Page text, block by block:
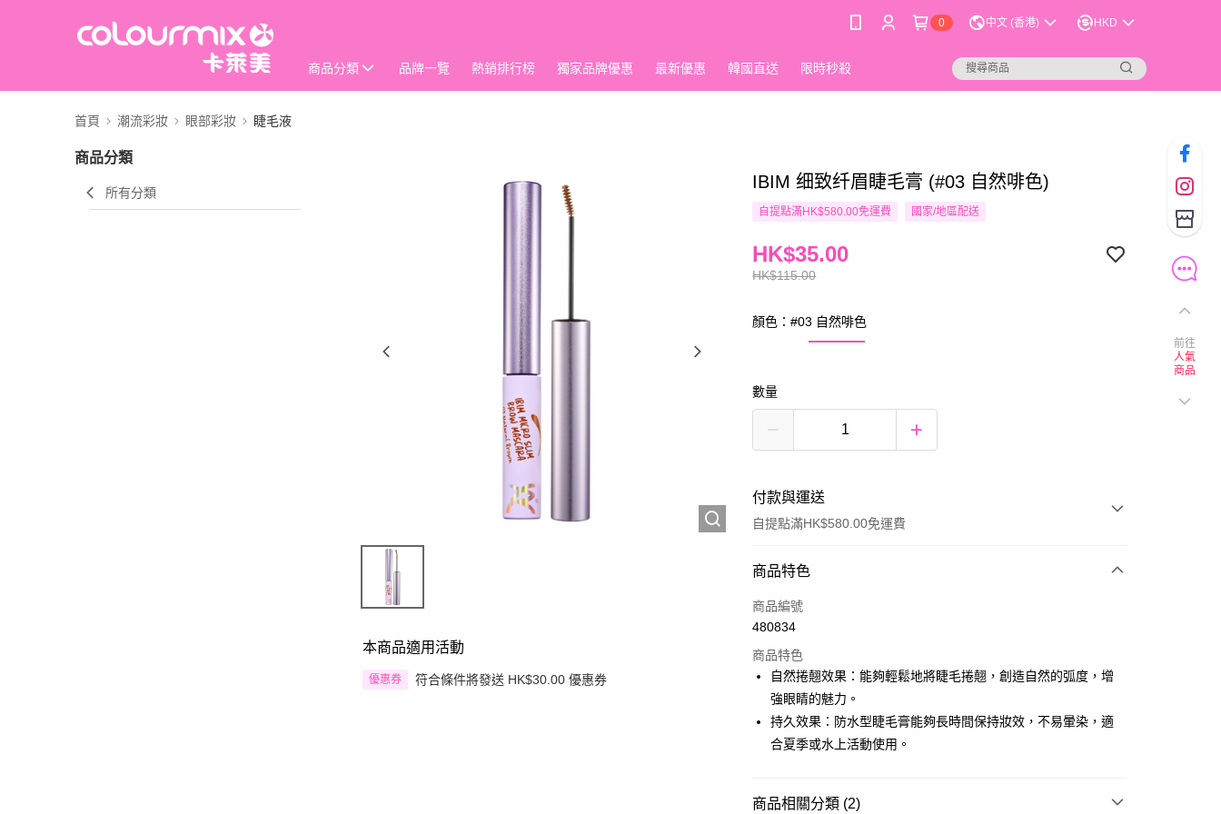
0 中文 (香港) HKD
商品分類 品牌一覽 熱銷排行榜 獨家品牌優惠 最新優惠 韓國直送 限時秒殺
首頁 潮流彩妝 眼部彩妝 睫毛液
商品分類
所有分類
本商品適用活動
優惠券 符合條件將發送 HK$30.00 優惠券
IBIM 细致纤眉睫毛膏 (#03 自然啡色)
自提點滿HK$580.00免運費 國家/地區配送
HK$115.00
HK$35.00
顏色：#03 自然啡色
數量
付款與運送
自提點滿HK$580.00免運費
付款方式
信用卡
Google Pay
AlipayHK
PayMe
其他轉帳方式
商品特色
商品編號
480834
商品特色
自然捲翹效果：能夠輕鬆地將睫毛捲翹，創造自然的弧度，增
強眼睛的魅力。
持久效果：防水型睫毛膏能夠長時間保持妝效，不易暈染，適
合夏季或水上活動使用。
商品相關分類 (2)
前往
人氣
商品